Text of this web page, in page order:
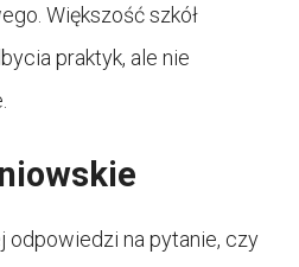
Większość szkół
praktyk, ale nie
odpowiedzi na pytanie, czy